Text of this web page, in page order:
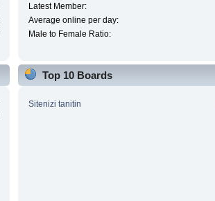
Latest Member:
Average online per day:
Male to Female Ratio:
Top 10 Boards
Sitenizi tanitin